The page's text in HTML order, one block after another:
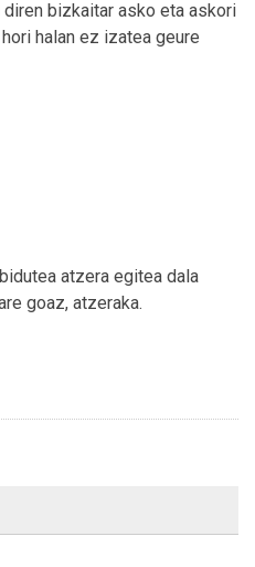
bizkaitar asko eta askori
halan ez izatea geure
atzera egitea dala
goaz, atzeraka.